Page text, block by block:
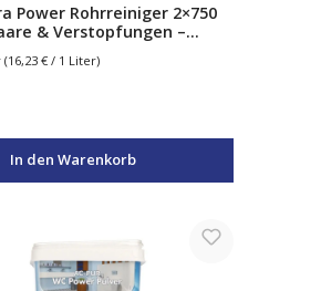
Power Rohrreiniger 2×750
& Verstopfungen –
für Küche &
(16,23 € / 1 Liter)
In den Warenkorb